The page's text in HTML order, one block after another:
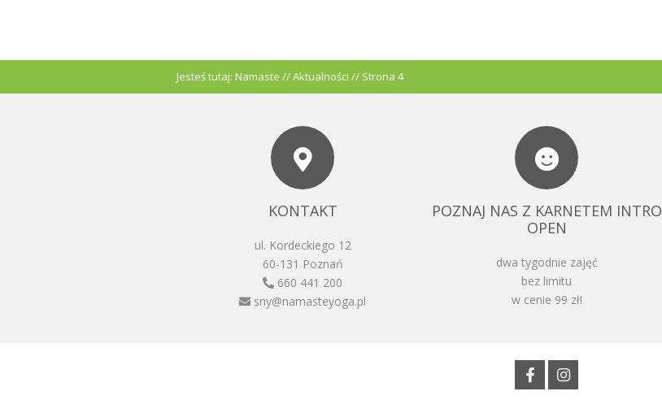
Jesteś tutaj: Namaste //Aktualności // Strona 4
KONTAKT
ul. Kordeckiego 12
60-131 Poznań
660 441 200
sny@namasteyoga.pl
POZNAJ NAS Z KARNETEM INTRO
OPEN
dwa tygodnie zajęć
bez limitu
w cenie 99 zł!